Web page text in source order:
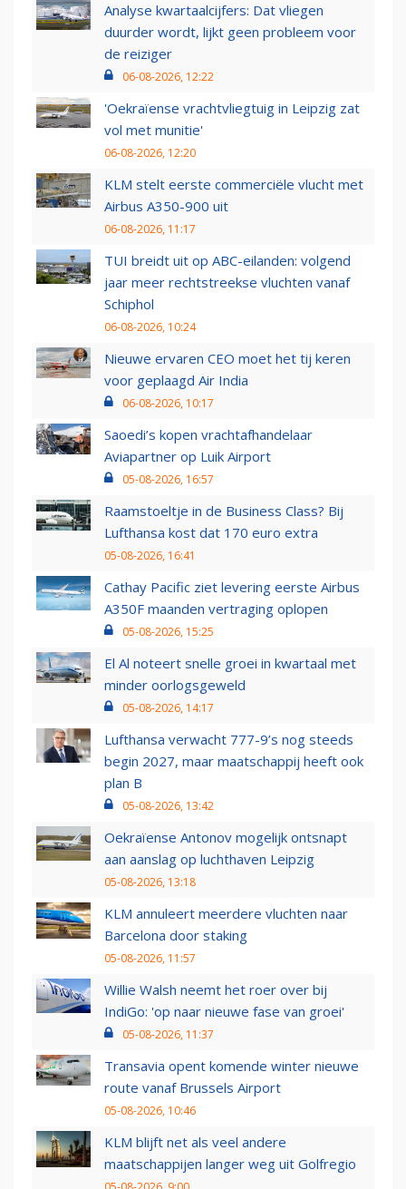
Analyse kwartaalcijfers: Dat vliegen
duurder wordt, lijkt geen probleem voor
de reiziger
06-08-2026, 12:22
'Oekraïense vrachtvliegtuig in Leipzig zat
vol met munitie'
06-08-2026, 12:20
KLM stelt eerste commerciële vlucht met
Airbus A350-900 uit
06-08-2026, 11:17
TUI breidt uit op ABC-eilanden: volgend
jaar meer rechtstreekse vluchten vanaf
Schiphol
06-08-2026, 10:24
Nieuwe ervaren CEO moet het tij keren
voor geplaagd Air India
06-08-2026, 10:17
Saoedi’s kopen vrachtafhandelaar
Aviapartner op Luik Airport
05-08-2026, 16:57
Raamstoeltje in de Business Class? Bij
Lufthansa kost dat 170 euro extra
05-08-2026, 16:41
Cathay Pacific ziet levering eerste Airbus
A350F maanden vertraging oplopen
05-08-2026, 15:25
El Al noteert snelle groei in kwartaal met
minder oorlogsgeweld
05-08-2026, 14:17
Lufthansa verwacht 777-9’s nog steeds
begin 2027, maar maatschappij heeft ook
plan B
05-08-2026, 13:42
Oekraïense Antonov mogelijk ontsnapt
aan aanslag op luchthaven Leipzig
05-08-2026, 13:18
KLM annuleert meerdere vluchten naar
Barcelona door staking
05-08-2026, 11:57
Willie Walsh neemt het roer over bij
IndiGo: 'op naar nieuwe fase van groei'
05-08-2026, 11:37
Transavia opent komende winter nieuwe
route vanaf Brussels Airport
05-08-2026, 10:46
KLM blijft net als veel andere
maatschappijen langer weg uit Golfregio